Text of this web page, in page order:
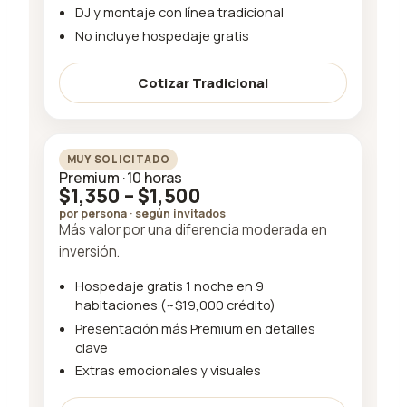
DJ y montaje con línea tradicional
No incluye hospedaje gratis
Cotizar Tradicional
MUY SOLICITADO
Premium · 10 horas
$1,350 – $1,500
por persona · según invitados
Más valor por una diferencia moderada en
inversión.
Hospedaje gratis 1 noche en 9
habitaciones (~$19,000 crédito)
Presentación más Premium en detalles
clave
Extras emocionales y visuales